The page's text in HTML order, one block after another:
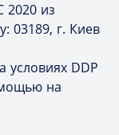
2020 из
03189, г. Киев
DDP
на